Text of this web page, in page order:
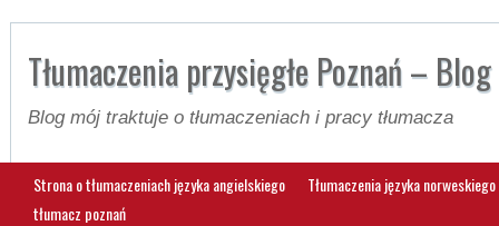
Tłumaczenia przysięgłe Poznań – Blog
Blog mój traktuje o tłumaczeniach i pracy tłumacza
Strona o tłumaczeniach języka angielskiego
Tłumaczenia języka
tłumacz poznań